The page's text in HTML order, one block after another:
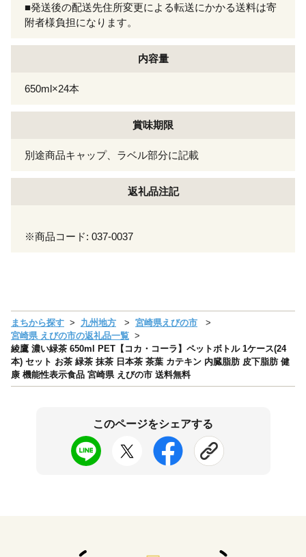
■発送後の配送先住所変更による転送にかかる送料は寄
附者様負担になります。
内容量
650ml×24本
賞味期限
別途商品キャップ、ラベル部分に記載
返礼品注記
※商品コード: 037-0037
まちから探す 九州地方
宮崎県えびの市
宮崎県 えびの市の返礼品一覧
綾鷹 濃い緑茶 650ml PET【コカ・コーラ】ペットボトル 1ケース(24
本) セット お茶 緑茶 抹茶 日本茶 茶葉 カテキン 内臓脂肪 皮下脂肪 健
康 機能性表示食品 宮崎県 えびの市 送料無料
このページをシェアする